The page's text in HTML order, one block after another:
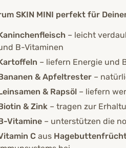
SKIN MINI perfekt für
– leicht
B-Vitaminen
– liefern Energie und
& Apfeltrester –
& Rapsöl – liefern
& Zink – tragen zur
Vitamine – unterstützen die
C aus